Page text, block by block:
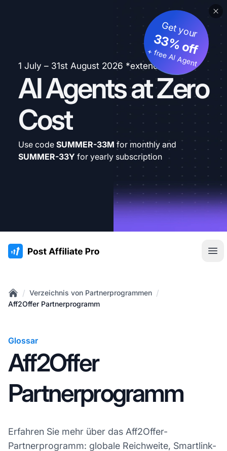
1 July – 31st August 2026 *extended
AI Agents at Zero
Cost
Get your
33% off
+ free AI Agent
Use code SUMMER-33M for monthly and
SUMMER-33Y for yearly subscription
:site.title
Home
/ Verzeichnis von Partnerprogrammen /
Aff2Offer Partnerprogramm
Glossar
Aff2Offer
Partnerprogramm
Erfahren Sie mehr über das Aff2Offer-
Partnerprogramm: globale Reichweite, Smartlink-